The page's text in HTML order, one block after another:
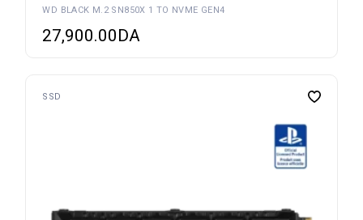
WD BLACK M.2 SN850X 1 TO NVME GEN4
27,900.00DA
SSD